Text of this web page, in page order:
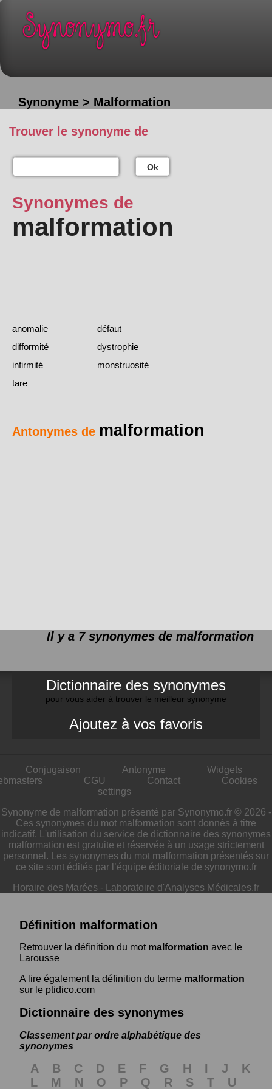
Synonyme > Malformation
Trouver le synonyme de
Ok
Synonymes de
malformation
anomalie
défaut
difformité
dystrophie
infirmité
monstruosité
tare
Antonymes de malformation
Il y a 7 synonymes de malformation
Dictionnaire des synonymes
pour vous aider à trouver le meilleur synonyme
Ajoutez à vos favoris
Conjugaison Antonyme
Widgets
CGU Contact
Cookies
settings
Synonyme de malformation présenté par Synonymo.fr © 2026 -
Ces synonymes du mot malformation sont donnés à titre
indicatif. L'utilisation du service de dictionnaire des synonymes
malformation est gratuite et réservée à un usage strictement
personnel. Les synonymes du mot malformation présentés sur
ce site sont édités par l’équipe éditoriale de synonymo.fr
Horaire des Marées - Laboratoire d'Analyses Médicales.fr
Définition malformation
Retrouver la définition du mot malformation avec le
Larousse
A lire également la définition du terme malformation
sur le ptidico.com
Dictionnaire des synonymes
Classement par ordre alphabétique des
synonymes
A B C D E F G H I J
K
L
M N O P Q R S T U